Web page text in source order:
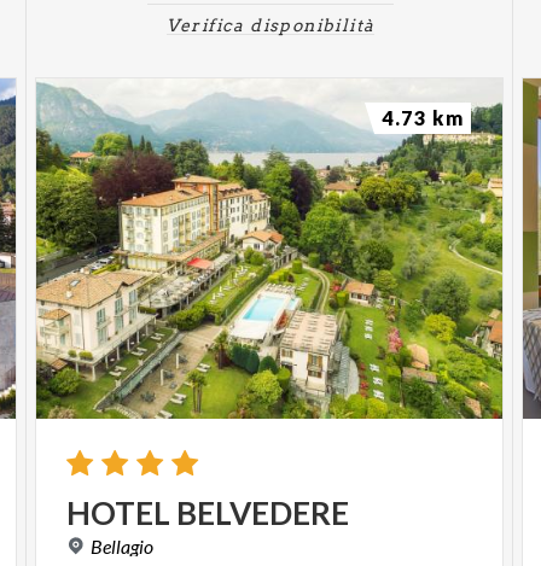
Verifica disponibilità
HOTEL BELVEDERE
Bellagio
4.73 km